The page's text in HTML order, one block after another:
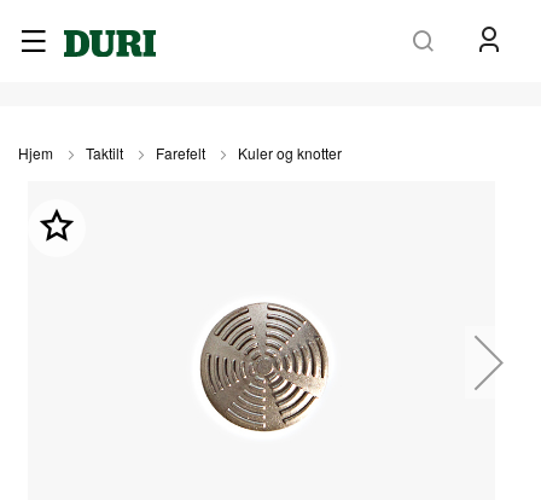
Hjem Taktilt Farefelt Kuler og knotter
slutten